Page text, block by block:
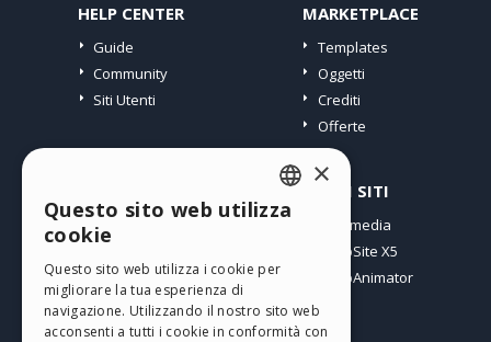
HELP CENTER
Guide
Community
Siti Utenti
MARKETPLACE
Templates
Oggetti
Crediti
Offerte
I miei post
I miei Download
Spazio Web
I miei Crediti
ALTRI SITI
Incomedia
WebSite X5
WebAnimator
ENGLISH
SPANISH
×
Questo sito web utilizza
cookie
Questo sito web utilizza i cookie per
migliorare la tua esperienza di
navigazione. Utilizzando il nostro sito web
acconsenti a tutti i cookie in conformità con